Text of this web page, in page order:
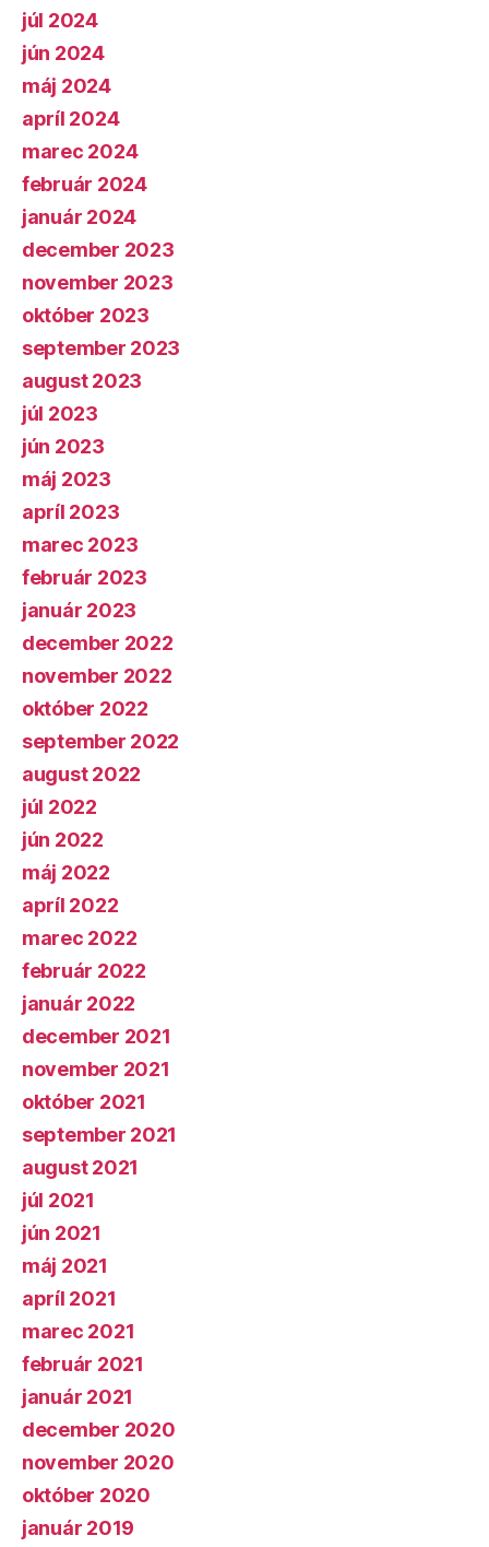
júl 2024
jún 2024
máj 2024
apríl 2024
marec 2024
február 2024
január 2024
december 2023
november 2023
október 2023
september 2023
august 2023
júl 2023
jún 2023
máj 2023
apríl 2023
marec 2023
február 2023
január 2023
december 2022
november 2022
október 2022
september 2022
august 2022
júl 2022
jún 2022
máj 2022
apríl 2022
marec 2022
február 2022
január 2022
december 2021
november 2021
október 2021
september 2021
august 2021
júl 2021
jún 2021
máj 2021
apríl 2021
marec 2021
február 2021
január 2021
december 2020
november 2020
október 2020
január 2019